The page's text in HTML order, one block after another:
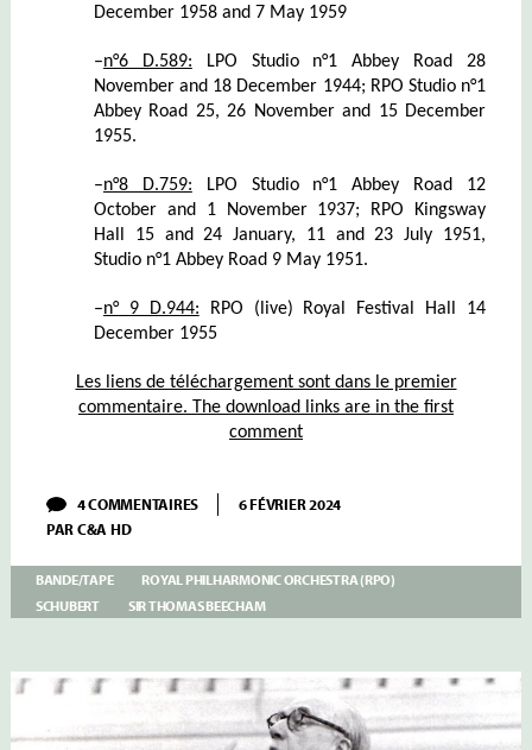
December 1958 and 7 May 1959
–n°6 D.589: LPO Studio n°1 Abbey Road 28
November and 18 December 1944; RPO Studio n°1
Abbey Road 25, 26 November and 15 December
1955.
–n°8 D.759: LPO Studio n°1 Abbey Road 12
October and 1 November 1937; RPO Kingsway
Hall 15 and 24 January, 11 and 23 July 1951,
Studio n°1 Abbey Road 9 May 1951.
–n°9 D.944: RPO (live) Royal Festival Hall 14
December 1955
Les liens de téléchargement sont dans le premier
commentaire. The download links are in the first
comment
4 COMMENTAIRES
BEECHAM
–
SYMPHONIE
RPO
6 FÉVRIER 2024
PAR C&A HD
BANDE/TAPE
ROYAL PHILHARMONIC ORCHESTRA (RPO)
SCHUBERT
SIR THOMAS BEECHAM